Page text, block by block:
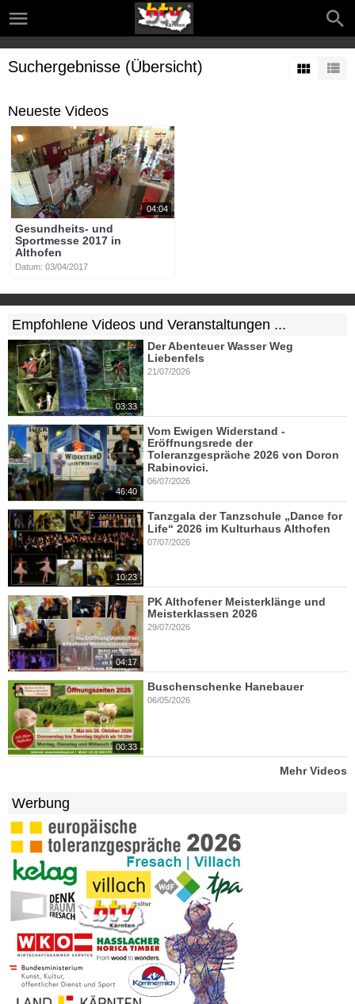
Suchergebnisse (Übersicht)
Neueste Videos
04:04
Gesundheits- und
Sportmesse 2017 in
Althofen
Datum: 03/04/2017
Empfohlene Videos und Veranstaltungen ...
03:33
Der Abenteuer Wasser Weg
Liebenfels
21/07/2026
46:40
Vom Ewigen Widerstand -
Eröffnungsrede der
Toleranzgespräche 2026 von Doron
Rabinovici.
06/07/2026
10:23
Tanzgala der Tanzschule „Dance for
Life“ 2026 im Kulturhaus Althofen
07/07/2026
04:17
PK Althofener Meisterklänge und
Meisterklassen 2026
29/07/2026
00:33
Buschenschenke Hanebauer
06/05/2026
Mehr Videos
Werbung